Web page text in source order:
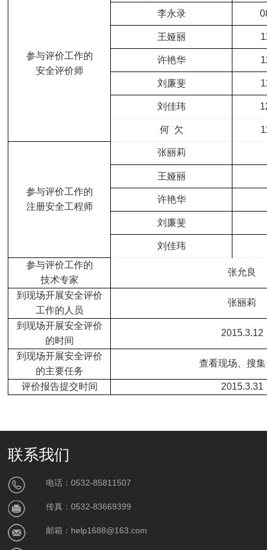
参与评价工作的
安全评价师
李永录
王娅丽
许艳华
刘廉斐
刘佳玮
何 欠
参与评价工作的
注册安全工程师
张丽莉
王娅丽
许艳华
刘廉斐
刘佳玮
参与评价工作的
技术专家
张允良
到现场开展安全评价
工作的人员
张丽莉
到现场开展安全评价
的时间
2015.3.12
到现场开展安全评价
的主要任务
查看现场、搜
评价报告提交时间 2015.3.31
联系我们
电话：0532-85811507
传真：0532-83669399
邮箱：help1688@163.com